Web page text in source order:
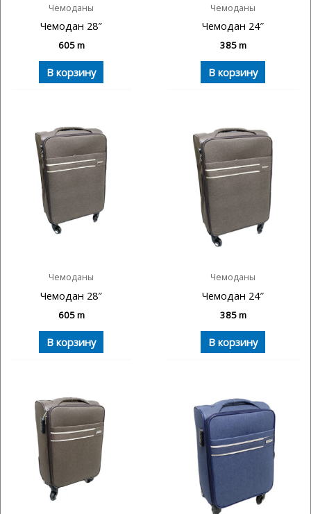
Чемоданы
Чемодан 28″
605m
В корзину
Чемоданы
Чемодан 24″
385m
В корзину
Чемоданы
Чемодан 28″
605m
В корзину
Чемоданы
Чемодан 24″
385m
В корзину